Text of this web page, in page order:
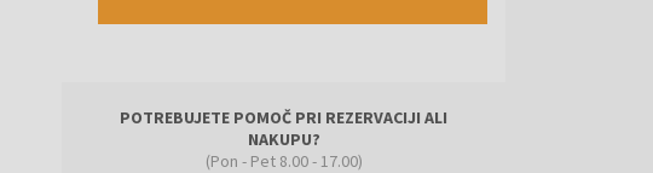
POTREBUJETE POMOČ PRI REZERVACIJI ALI
NAKUPU?
(Pon - Pet 8.00 - 17.00)